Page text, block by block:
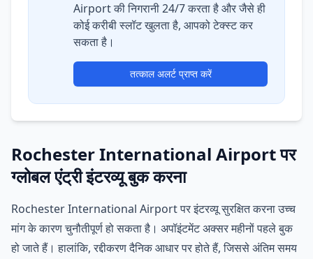
Airport की निगरानी 24/7 करता है और जैसे ही
कोई करीबी स्लॉट खुलता है, आपको टेक्स्ट कर
सकता है।
तत्काल अलर्ट प्राप्त करें
Rochester International Airport पर
ग्लोबल एंट्री इंटरव्यू बुक करना
Rochester International Airport पर इंटरव्यू सुरक्षित करना उच्च
मांग के कारण चुनौतीपूर्ण हो सकता है। अपॉइंटमेंट अक्सर महीनों पहले बुक
हो जाते हैं। हालांकि, रद्दीकरण दैनिक आधार पर होते हैं, जिससे अंतिम समय